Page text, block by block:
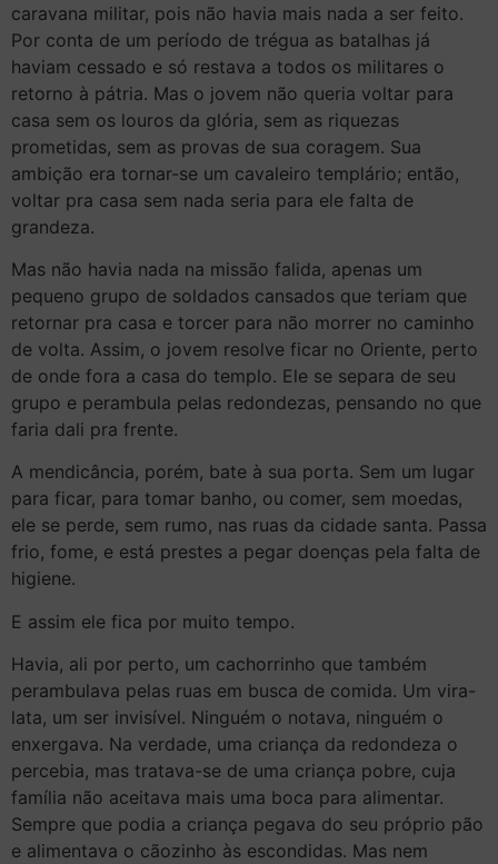
caravana militar, pois não havia mais nada a ser feito.
Por conta de um período de trégua as batalhas já
haviam cessado e só restava a todos os militares o
retorno à pátria. Mas o jovem não queria voltar para
casa sem os louros da glória, sem as riquezas
prometidas, sem as provas de sua coragem. Sua
ambição era tornar-se um cavaleiro templário; então,
voltar pra casa sem nada seria para ele falta de
grandeza.
Mas não havia nada na missão falida, apenas um
pequeno grupo de soldados cansados que teriam que
retornar pra casa e torcer para não morrer no caminho
de volta. Assim, o jovem resolve ficar no Oriente, perto
de onde fora a casa do templo. Ele se separa de seu
grupo e perambula pelas redondezas, pensando no que
faria dali pra frente.
A mendicância, porém, bate à sua porta. Sem um lugar
para ficar, para tomar banho, ou comer, sem moedas,
ele se perde, sem rumo, nas ruas da cidade santa. Passa
frio, fome, e está prestes a pegar doenças pela falta de
higiene.
E assim ele fica por muito tempo.
Havia, ali por perto, um cachorrinho que também
perambulava pelas ruas em busca de comida. Um vira-
lata, um ser invisível. Ninguém o notava, ninguém o
enxergava. Na verdade, uma criança da redondeza o
percebia, mas tratava-se de uma criança pobre, cuja
família não aceitava mais uma boca para alimentar.
Sempre que podia a criança pegava do seu próprio pão
e alimentava o cãozinho às escondidas. Mas nem